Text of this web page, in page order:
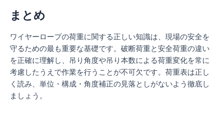
まとめ
ワイヤーロープの荷重に関する正しい知識は、現場の安全を
守るための最も重要な基礎です。破断荷重と安全荷重の違い
を正確に理解し、吊り角度や吊り本数による荷重変化を常に
考慮したうえで作業を行うことが不可欠です。荷重表は正し
く読み、単位・構成・角度補正の見落としがないよう徹底し
ましょう。